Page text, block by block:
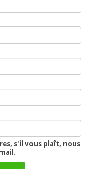
s'il vous plaît, nous